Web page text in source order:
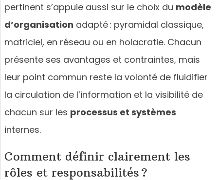
pertinent s’appuie aussi sur le choix du modèle
d’organisation adapté : pyramidal classique,
matriciel, en réseau ou en holacratie. Chacun
présente ses avantages et contraintes, mais
leur point commun reste la volonté de fluidifier
la circulation de l’information et la visibilité de
chacun sur les processus et systèmes
internes.
Comment définir clairement les
rôles et responsabilités ?